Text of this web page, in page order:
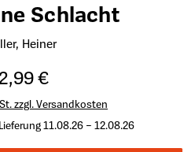
Schlacht
Heiner
€
zzgl. Versandkosten
11.08.26 – 12.08.26